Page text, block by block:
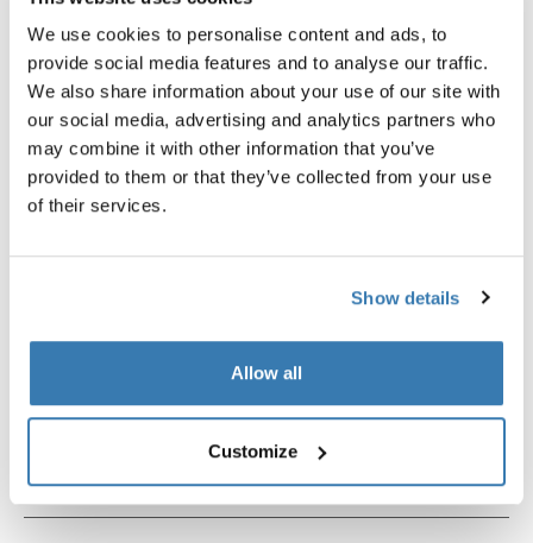
We use cookies to personalise content and ads, to
provide social media features and to analyse our traffic.
We also share information about your use of our site with
our social media, advertising and analytics partners who
may combine it with other information that you’ve
provided to them or that they’ve collected from your use
of their services.
Show details
Allow all
Customize
Toggle overview
Descrição do produto